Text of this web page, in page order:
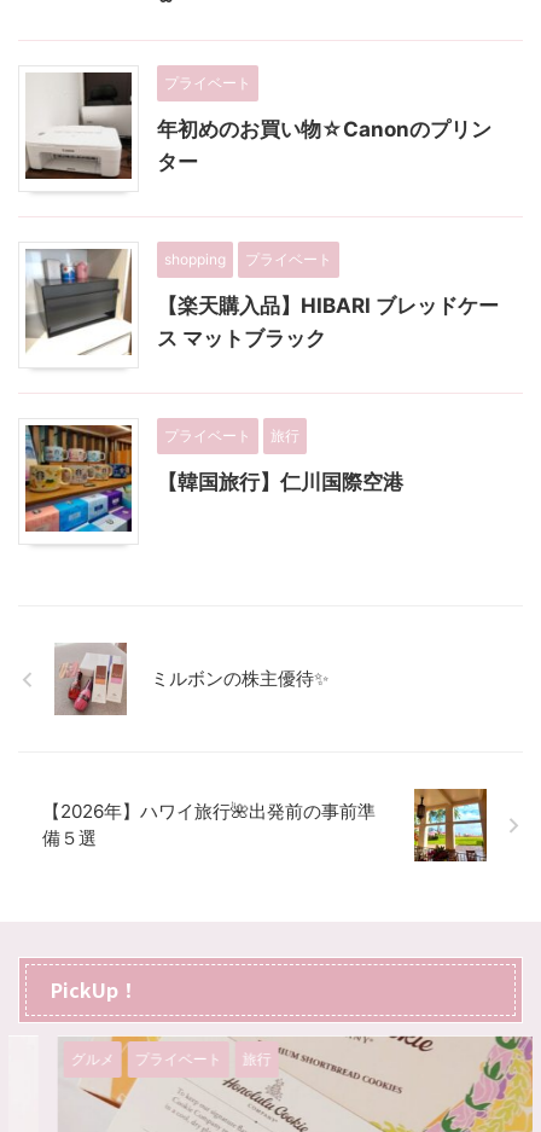
プライベート
年初めのお買い物☆Canonのプリン
ター
shopping プライベート
【楽天購入品】HIBARI ブレッドケー
ス マットブラック
プライベート 旅行
【韓国旅行】仁川国際空港
ミルボンの株主優待✨
【2026年】ハワイ旅行🌺出発前の事前準
備５選
PickUp！
グルメ プライベート 旅行